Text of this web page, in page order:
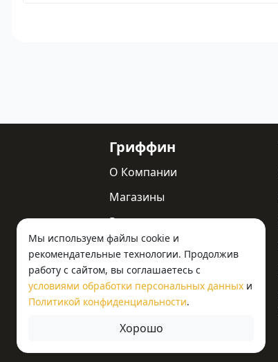
Мы используем файлы cookie и
рекомендательные технологии. Продолжив
работу с сайтом, вы соглашаетесь с
условиями обработки персональных данных и
Политикой конфиденциальности.
Хорошо
Гриффин
О Компании
Магазины
Реквизиты
Статьи
Новости
Контакты